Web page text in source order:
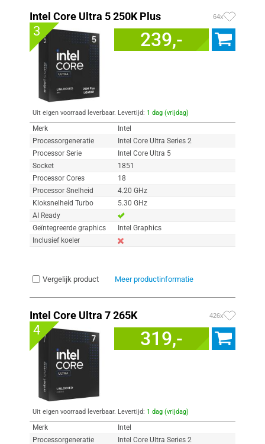
Intel Core Ultra 5 250K Plus 64x
3 239,-
Uit eigen voorraad leverbaar. Levertijd: 1 dag (vrijdag)
Merk
Intel
Processorgeneratie
Intel Core Ultra Series 2
Processor Serie
Intel Core Ultra 5
Socket
1851
Processor Cores
18
Processor Snelheid
4.20 GHz
Kloksnelheid Turbo
5.30 GHz
AI Ready
Geïntegreerde graphics
Intel Graphics
Inclusief koeler
Vergelijk product Meer productinformatie
Intel Core Ultra 7 265K 426x
4 319,-
Uit eigen voorraad leverbaar. Levertijd: 1 dag (vrijdag)
Merk
Intel
Processorgeneratie
Intel Core Ultra Series 2